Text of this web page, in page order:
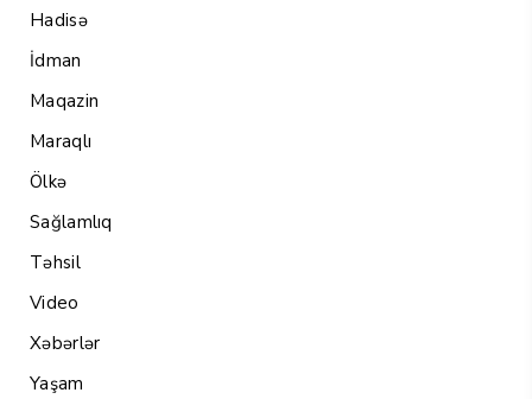
Hadisə
İdman
Maqazin
Maraqlı
Ölkə
Sağlamlıq
Təhsil
Video
Xəbərlər
Yaşam